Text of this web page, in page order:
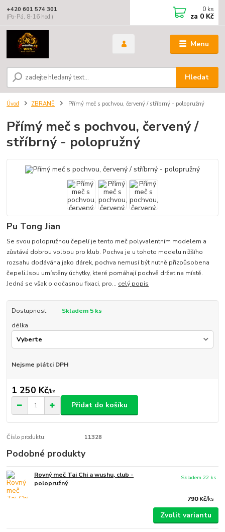
Menu
Hledat
+420 601 574 301
(Po-Pá, 8-16 hod.)
0 ks
za 0 Kč
Úvod ZBRANĚ Přímý meč s pochvou, červený / stříbrný - polopružný
Přímý meč s pochvou, červený /
stříbrný - polopružný
Pu Tong Jian
Se svou polopružnou čepelí je tento meč polyvalentním modelem a
zůstává dobrou volbou pro klub. Pochva je u tohoto modelu nižšího
rozsahu dodávána jako dárek, pochva nemusí být nutně přizpůsobena
čepeli.Jsou umístěny úchytky, které pomáhají pochvě držet na místě.
Jedná se však o dočasnou fixaci, pro... celý popis
Dostupnost
Skladem 5 ks
délka
Nejsme plátci DPH
1 250 Kč/ks
Přidat do košíku
Číslo produktu: 11328
Podobné produkty
Rovný meč Tai Chi a wushu, club -
polopružný
790 Kč/ks
Skladem 22 ks
Zvolit variantu